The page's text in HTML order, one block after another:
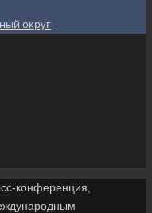
округ
конференция,